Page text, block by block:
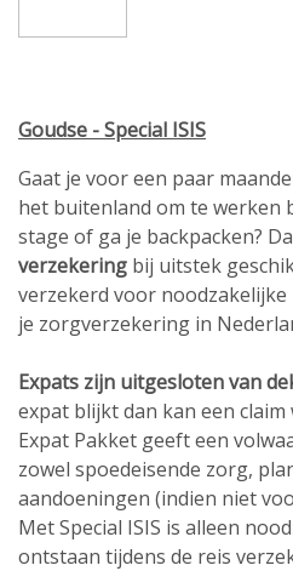
Goudse - Special ISIS
Gaat je voor een paar
het buitenland om te werken
stage of ga je backpacken?
verzekering bij uitstek
verzekerd voor noodzakelijke
je zorgverzekering in
Expats zijn uitgesloten van
expat blijkt dan kan een
Expat Pakket geeft een
zowel spoedeisende zorg,
aandoeningen (indien niet
Met Special ISIS is alleen
ontstaan tijdens de reis